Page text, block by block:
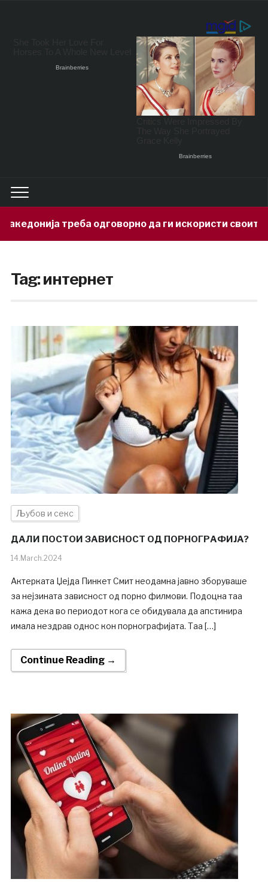
треба одговорно да ги искористи своите
Tag:интернет
Љубов и секс
ДAЛИ ПОСТОИ ЗАВИСНОСТ ОД ПОРНОГРAФИЈА?
14.March.2024
Актерката Џејда Пинкет Смит неодамна јавно зборуваше
за нејзината зависност од порно филмови. Подоцна таа
кажа дека во периодот кога се обидувала да апстинира
имала нездрав однос кон порнографијата. Таа […]
Continue Reading →